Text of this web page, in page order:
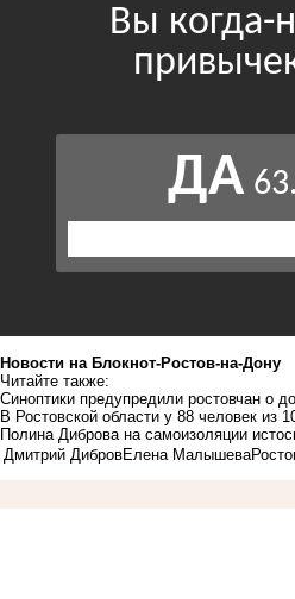
Новости на Блoкнoт-Ростов-на-Дону
Читайте также:
Синоптики предупредили ростовчан о
В Ростовской области у 88 человек из
Полина Диброва на самоизоляции
Дмитрий ДибровЕлена Малышева